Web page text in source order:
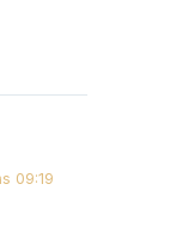
09:19